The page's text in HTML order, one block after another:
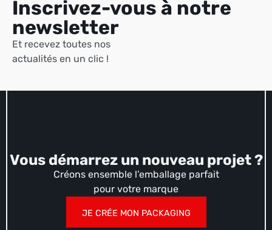
Inscrivez-vous à notre
newsletter
Et recevez toutes nos
actualités en un clic !
Vous démarrez un nouveau projet ?
Créons ensemble l’emballage parfait
pour votre marque
JE CRÉE MON PACKAGING